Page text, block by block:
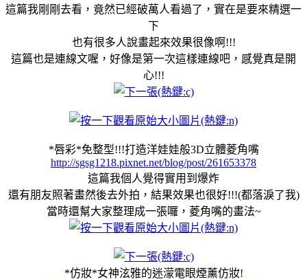
這篇我剛剛去看，竟然已經破萬人看過了，實在是要來精選一
下
也有很多人說畫起來效果很像啊!!!
這篇也是連線文喔，好像是第一次這樣連線吧，感覺真是開
心!!!
*唇彩*免整型!!!打造洋娃娃般3D立體菱角嘴
http://sgsg1218.pixnet.net/blog/post/261653378
這篇我個人覺得實用到爆炸
還有朋友照著畫然後去外拍，結果效果也很好!!!(都落淚了我)
當時還幫大家整理成一張囉，菱角嘴的畫法~
*仿妝*女神泫雅的迷濛電眼煙薰仿妝!